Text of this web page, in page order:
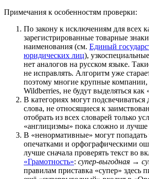
Примечания к особенностям проверки:
По закону к исключениям для всех
зарегистрированные товарные
наименования (см. Единый
юридических лиц),
нет аналогов на русском языке.
не исправлять. Алгоритм уже
поэтому многие крупные
Wildberries, не будут выделяться
В категориях могут
слова, не относящиеся к
отобрать из всех словарей только
«англицизмы» пока сложно и лучше
В «ненормативные» могут попадать
опечатками и орфографическими
лучше сначала проверять текст во
«Грамотность»: супер-выгодная →
правилам приставка «супер» здесь